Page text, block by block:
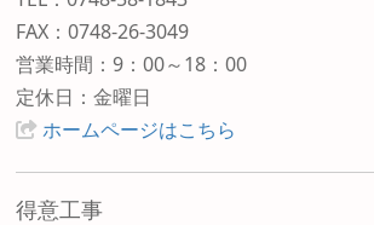
FAX：0748-26-3049
営業時間：9：00～18：00
定休日：金曜日
ホームページはこちら
得意工事